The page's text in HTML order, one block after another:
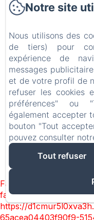
Failed to load
failed. (missing:
https://
65acea04403f90f9-
Notre site
Nous utilisons des
de tiers) pour
expérience de
messages
et de votre profil de
refuser les cookies
préférences" ou
également accepter
bouton "Tout
pouvez consulter
Tout refuser